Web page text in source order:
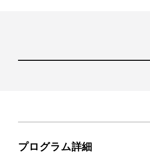
プログラム詳細